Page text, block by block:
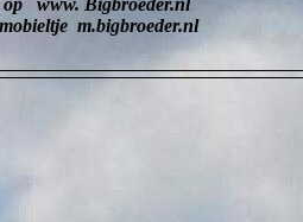
op www. Bigbroeder.nl
mobieltje